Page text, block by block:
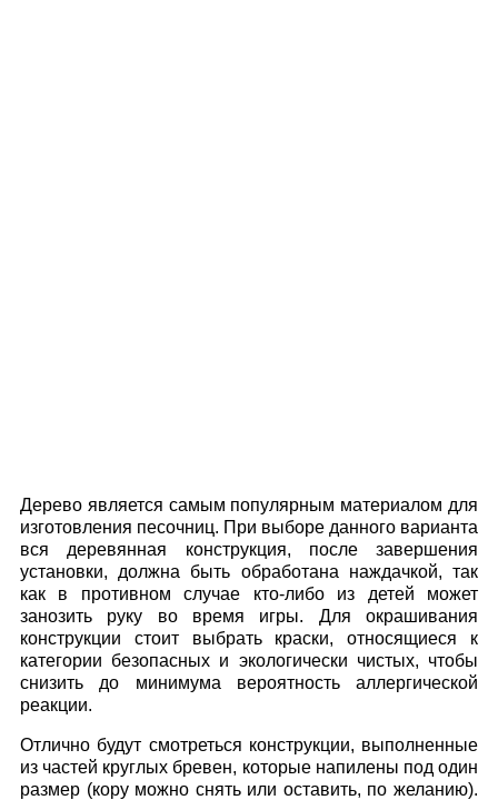
Дерево является самым популярным материалом для
изготовления песочниц. При выборе данного варианта
вся деревянная конструкция, после завершения
установки, должна быть обработана наждачкой, так
как в противном случае кто-либо из детей может
занозить руку во время игры. Для окрашивания
конструкции стоит выбрать краски, относящиеся к
категории безопасных и экологически чистых, чтобы
снизить до минимума вероятность аллергической
реакции.
Отлично будут смотреться конструкции, выполненные
из частей круглых бревен, которые напилены под один
размер (кору можно снять или оставить, по желанию).